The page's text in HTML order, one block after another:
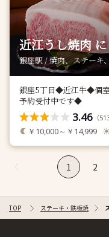
近江うし焼肉
銀座駅 / 焼肉、ステーキ
銀座5丁目◆近江牛◆個
予約受付中です◆
3.46 （
￥10,000～￥14,999
1 2
TOP ステーキ・鉄板焼